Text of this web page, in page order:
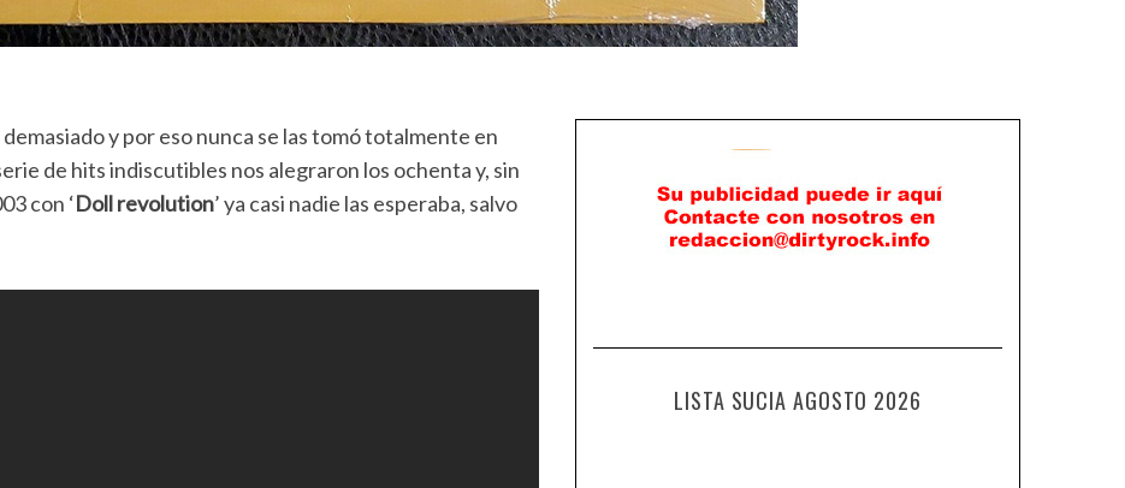
y por eso nunca se las tomó totalmente en
de hits indiscutibles nos alegraron los ochenta y, sin
con ‘Doll revolution’ ya casi nadie las esperaba, salvo
LISTA SUCIA AGOSTO 2026